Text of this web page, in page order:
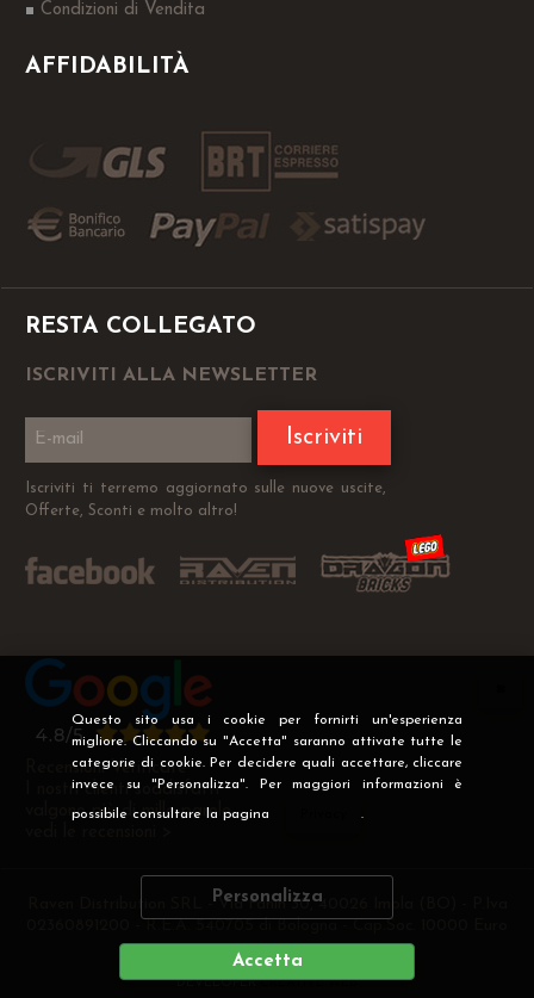
Questo sito usa i cookie per fornirti un'esperienza
migliore. Cliccando su "Accetta" saranno attivate tutte le
categorie di cookie. Per decidere quali accettare, cliccare
invece su "Personalizza". Per maggiori informazioni è
possibile consultare la pagina .
Personalizza
Accetta
Condizioni di Vendita
AFFIDABILITÀ
RESTA COLLEGATO
ISCRIVITI ALLA NEWSLETTER
Iscriviti
Iscriviti ti terremo aggiornato sulle nuove uscite,
Offerte, Sconti e molto altro!
Recensioni Verificate
I nostri clienti soddisfatti
valgono più di mille parole
Raven Distribution SRL - Via Fanin 30, 40026 Imola (BO) - P.Iva
i.v
DEVELOPERCREATIVE WEB